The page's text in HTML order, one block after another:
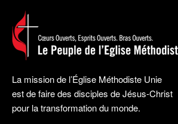
La mission de l’Église Méthodiste Unie
est de faire des disciples de Jésus-Christ
pour la transformation du monde.